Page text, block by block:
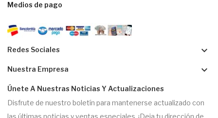
Medios de pago
Redes Sociales keyboard_arrow_down
Nuestra Empresa keyboard_arrow_down
Únete A Nuestras Noticias Y Actualizaciones
Disfrute de nuestro boletín para mantenerse actualizado con
las últimas noticias y ventas especiales. ¡Deja tu dirección de